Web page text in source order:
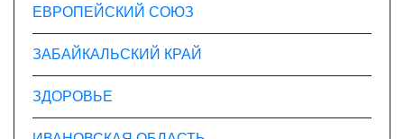
ЕВРОПЕЙСКИЙ СОЮЗ
ЗАБАЙКАЛЬСКИЙ КРАЙ
ЗДОРОВЬЕ